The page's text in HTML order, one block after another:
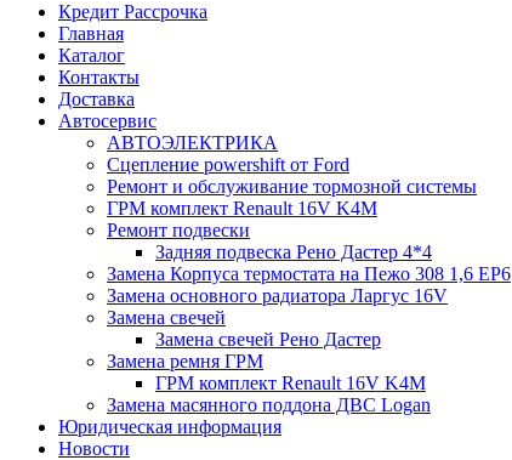
Кредит Рассрочка
Главная
Каталог
Контакты
Доставка
Автосервис
АВТОЭЛЕКТРИКА
Сцепление powershift от Ford
Ремонт и обслуживание тормозной системы
ГРМ комплект Renault 16V K4M
Ремонт подвески
Задняя подвеска Рено Дастер 4*4
Замена Корпуса термостата на Пежо 308 1,6 EP6
Замена основного радиатора Ларгус 16V
Замена свечей
Замена свечей Рено Дастер
Замена ремня ГРМ
ГРМ комплект Renault 16V K4M
Замена масянного поддона ДВС Logan
Юридическая информация
Новости